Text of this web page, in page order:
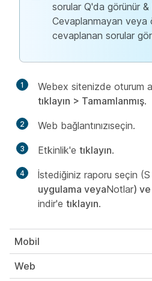
sorular Q'da görünür &
Cevaplanmayan veya
cevaplanan sorular
1 Webex sitenizde oturum
tıklayın > Tamamlanmış.
2 Web bağlantınızıseçin.
3 Etkinlik'e tıklayın.
4 İstediğiniz raporu seçin (
uygulama veyaNotlar) ve
indir'e tıklayın.
Mobil
Web